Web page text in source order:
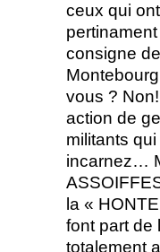
ceux qui
consigne
vous ?
action de
militants
incarnez…
la «
font part de
totalement